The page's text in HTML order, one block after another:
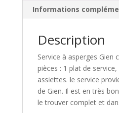
Informations
Description
Service à asperges Gien
pièces : 1 plat de
assiettes. le service
de Gien. Il est en très
le trouver complet et